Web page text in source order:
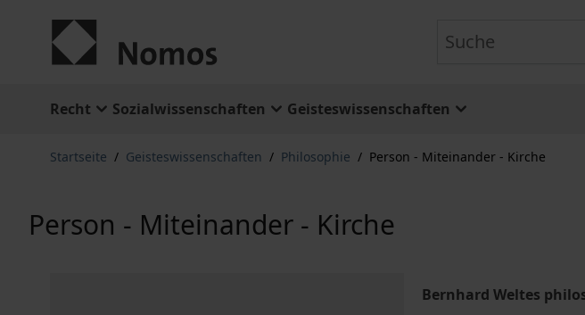
Recht Sozialwissenschaften Geisteswissenschaften
Startseite / Geisteswissenschaften / Philosophie / Person - Miteinander - Kirche
Person - Miteinander - Kirche
Bernhard Weltes